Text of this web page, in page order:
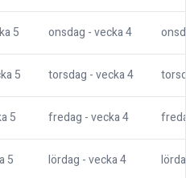
5 onsdag - vecka4
5 torsdag - vecka4
5 fredag - vecka4
5 lördag - vecka4